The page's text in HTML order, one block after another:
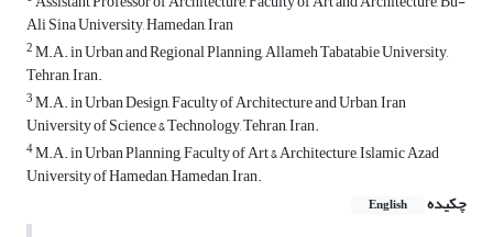
Ali Sina University, Hamedan, Iran
2M.A. in Urban and Regional Planning, Allameh Tabatabie University,
Tehran, Iran.
3M.A. in Urban Design, Faculty of Architecture and Urban, Iran
University of Science & Technology, Tehran, Iran.
4M.A. in Urban Planning, Faculty of Art & Architecture, Islamic Azad
University of Hamedan, Hamedan, Iran.
چکیده
English